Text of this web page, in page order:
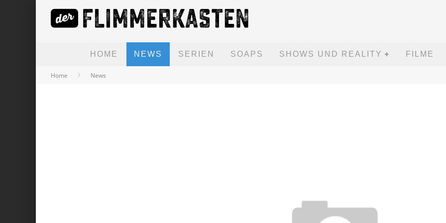
HOME NEWS SERIEN SOAPS SHOWS UND REALITY FILME
Home News